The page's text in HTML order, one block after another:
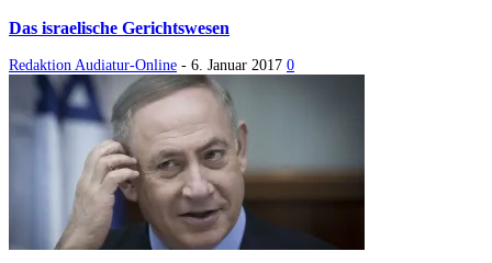
Das israelische Gerichtswesen
Redaktion Audiatur-Online - 6. Januar 2017 0